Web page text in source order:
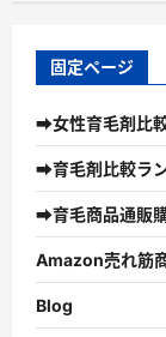
固定ページ
➡女性育毛剤比
➡育毛剤比較ラ
➡育毛商品通販
Amazon売れ筋
Blog